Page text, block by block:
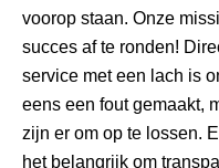
voorop staan. Onze
succes af te ronden!
service met een lach is
eens een fout gemaakt,
zijn er om op te lossen.
het belangrijk om